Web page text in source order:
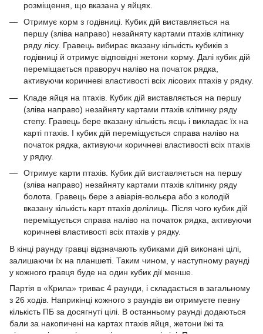
розміщення, що вказана у яйцях.
Отримує корм з годівниці. Кубик дій виставляється на
першу (зліва направо) незайняту картами птахів клітинку
ряду лісу. Гравець вибирає вказану кількість кубиків з
годівниці й отримує відповідні жетони корму. Далі кубик дій
переміщається праворуч наліво на початок рядка,
активуючи коричневі властивості всіх лісових птахів у рядку.
Кладе яйця на птахів. Кубик дій виставляється на першу
(зліва направо) незайняту картами птахів клітинку ряду
степу. Гравець бере вказану кількість яєць і викладає їх на
карті птахів. І кубик дій переміщується справа наліво на
початок рядка, активуючи коричневі властивості всіх птахів
у рядку.
Отримує карти птахів. Кубик дій виставляється на першу
(зліва направо) незайняту картами птахів клітинку ряду
болота. Гравець бере з авіарія-вольєра або з колодій
вказану кількість карт птахів долілиць. Після чого кубик дій
переміщується справа наліво на початок рядка, активуючи
коричневі властивості всіх птахів у рядку.
В кінці раунду гравці відзначають кубиками дій виконані цілі,
залишаючи їх на планшеті. Таким чином, у наступному раунді
у кожного гравця буде на один кубик дії менше.
Партія в «Крила» триває 4 раунди, і складається в загальному
з 26 ходів. Наприкінці кожного з раундів ви отримуєте певну
кількість ПБ за досягнуті цілі. В останньому раунді додаються
бали за накопичені на картах птахів яйця, жетони їжі та